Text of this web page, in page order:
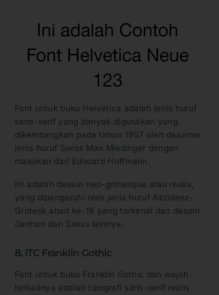
Font untuk buku Helvetica adalah jenis huruf
sans-serif yang banyak digunakan yang
dikembangkan pada tahun 1957 oleh desainer
jenis huruf Swiss Max Miedinger dengan
masukan dari Edouard Hoffmann.
Ini adalah desain neo-grotesque atau realis,
yang dipengaruhi oleh jenis huruf Akzidenz-
Grotesk abad ke-19 yang terkenal dan desain
Jerman dan Swiss lainnya.
8. ITC Franklin Gothic
Font untuk buku Franklin Gothic dan wajah
terkaitnya adalah tipografi sans-serif realis